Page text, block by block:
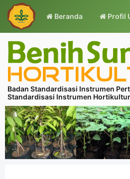
Beranda Profil
Badan Standardisasi Instrumen
Standardisasi Instrumen